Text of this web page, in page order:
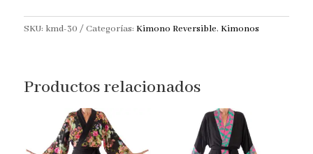
SKU: kmd-30 Categorías: Kimono Reversible, Kimonos
Productos relacionados